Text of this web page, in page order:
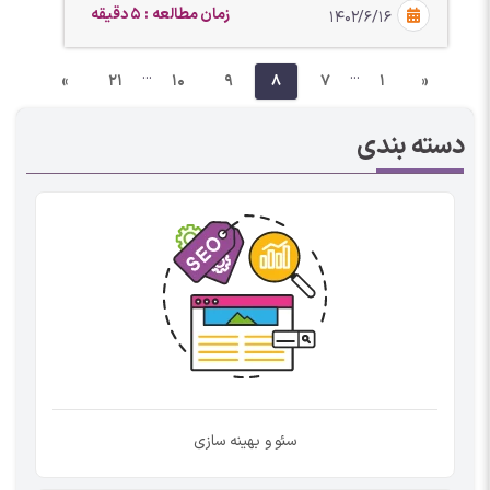
۱۴۰۲/۶/۱۶ زمان مطالعه : 5 دقیقه
«
1
...
7
8
9
10
...
21
»
دسته بندی
سئو و بهینه سازی